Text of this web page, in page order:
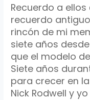
Recuerdo a
recuerdo
rincón de mi
siete años
que el modelo
Siete años
para crecer en la
Nick Rodwell y